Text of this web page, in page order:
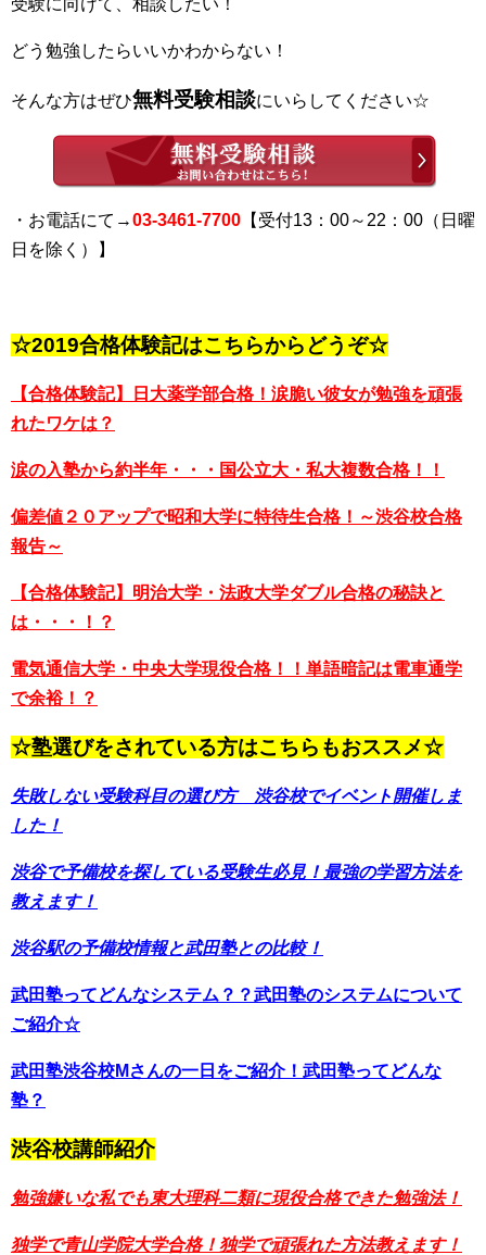
どう勉強したらいいかわからない！
そんな方はぜひ無料受験相談にいらしてください☆
・お電話にて→03-3461-7700 【受付13：00～22：00（日曜
日を除く）】
☆2019合格体験記はこちらからどうぞ☆
【合格体験記】日大薬学部合格！涙脆い彼女が勉強を頑張
れたワケは？
涙の入塾から約半年・・・国公立大・私大複数合格！！
偏差値２０アップで昭和大学に特待生合格！～渋谷校合格
報告～
【合格体験記】明治大学・法政大学ダブル合格の秘訣と
は・・・！？
電気通信大学・中央大学現役合格！！単語暗記は電車通学
で余裕！？
☆塾選びをされている方はこちらもおススメ☆
失敗しない受験科目の選び方 渋谷校でイベント開催しま
した！
渋谷で予備校を探している受験生必見！最強の学習方法を
教えます！
渋谷駅の予備校情報と武田塾との比較！
武田塾ってどんなシステム？？武田塾のシステムについて
ご紹介☆
武田塾渋谷校Mさんの一日をご紹介！武田塾ってどんな
塾？
渋谷校講師紹介
勉強嫌いな私でも東大理科二類に現役合格できた勉強法！
独学で青山学院大学合格！独学で頑張れた方法教えます！